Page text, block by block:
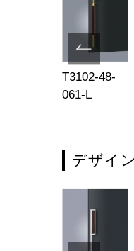
T3102-48-
061-L
デザイ